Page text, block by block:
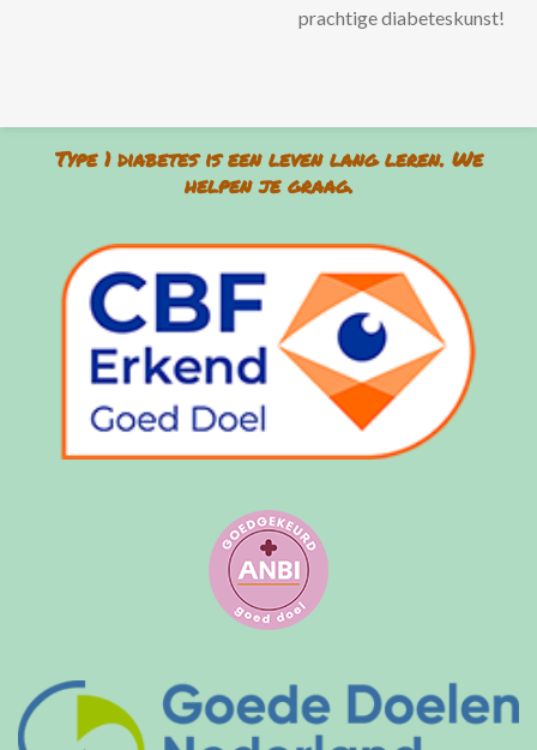
prachtige diabeteskunst!
Type 1 diabetes is een leven lang leren. We
helpen je graag.